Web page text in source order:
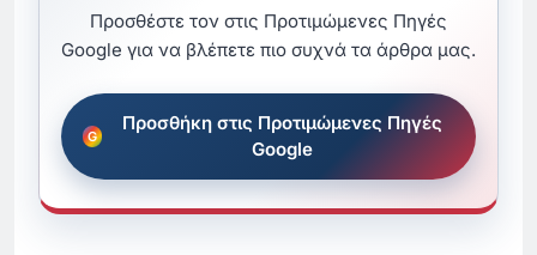
Προσθέστε τον στις Προτιμώμενες Πηγές
Google για να βλέπετε πιο συχνά τα άρθρα μας.
Προσθήκη στις Προτιμώμενες Πηγές
Google